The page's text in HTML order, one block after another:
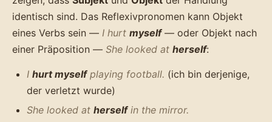
identisch sind. Das Reflexivpronomen kann Objekt
eines Verbs sein — I hurt myself— oder Objekt nach
einer Präposition — She looked at herself:
I hurt myselfplaying football. (ich bin derjenige,
der verletzt wurde)
She looked at herselfin the mirror.